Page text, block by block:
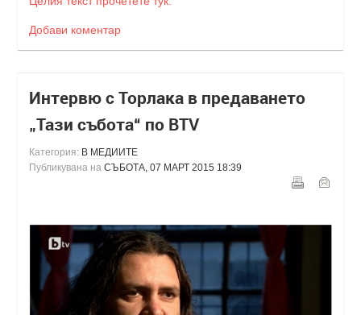
Добави коментар
Интервю с Торлака в предаването
„Тази събота“ по BTV
Категория: В МЕДИИТЕ
Публикувана на СЪБОТА, 07 МАРТ 2015 18:39